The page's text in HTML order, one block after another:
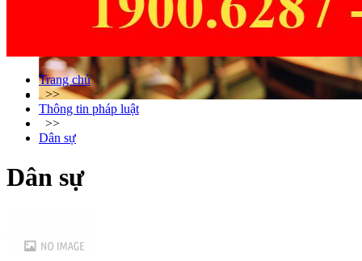
Trang chủ
>>
Thông tin pháp luật
>>
Dân sự
Dân sự